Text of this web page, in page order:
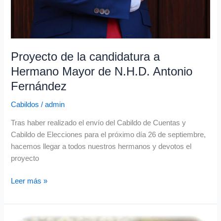
Proyecto de la candidatura a
Hermano Mayor de N.H.D. Antonio
Fernández
Cabildos /admin
Tras haber realizado el envío del Cabildo de Cuentas y
Cabildo de Elecciones para el próximo día 26 de septiembre,
hacemos llegar a todos nuestros hermanos y devotos el
proyecto
Leer más »